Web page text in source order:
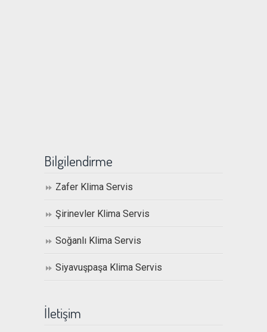
Bilgilendirme
Zafer Klima Servis
Şirinevler Klima Servis
Soğanlı Klima Servis
Siyavuşpaşa Klima Servis
İletişim